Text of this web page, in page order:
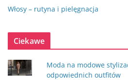
Włosy – rutyna i pielęgnacja
Ciekawe
Moda na modowe
odpowiednich outfitów